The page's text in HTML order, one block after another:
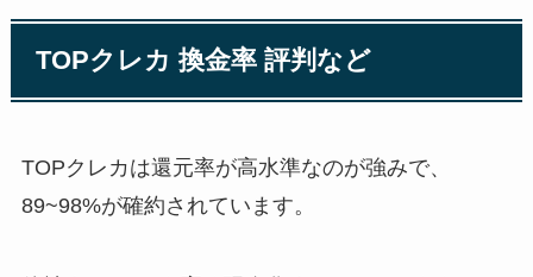
TOPクレカ 換金率 評判など
TOPクレカは還元率が高水準なのが強みで、
89~98%が確約されています。